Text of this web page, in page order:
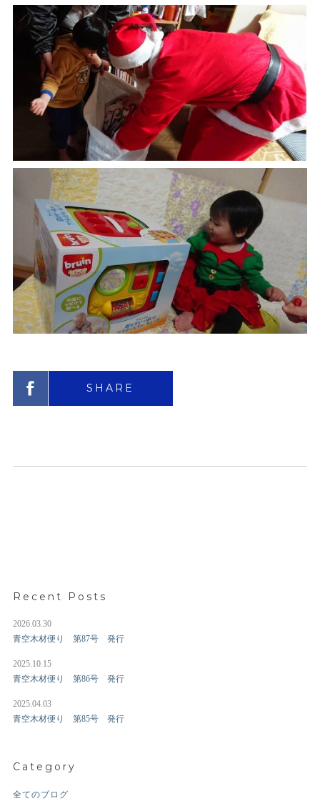
Recent Posts
2026.03.30
青空木材便り 第87号 発行
2025.10.15
青空木材便り 第86号 発行
2025.04.03
青空木材便り 第85号 発行
Category
全てのブログ
SHARE